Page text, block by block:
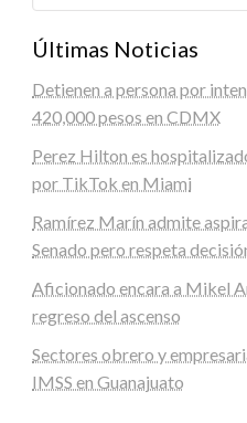
Últimas Noticias
Detienen a persona por
420,000 pesos en CDMX
Perez Hilton es
por TikTok en Miami
Ramírez Marín admite
Senado pero respeta
Aficionado encara a Mikel
regreso del ascenso
Sectores obrero y
IMSS en Guanajuato